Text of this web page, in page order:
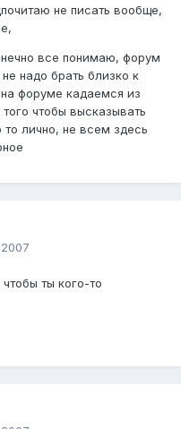
не писать вообще,
все понимаю, форум
надо брать близко к
форуме кадаемся из
чтобы высказывать
то лично, не всем здесь
ты кого-то